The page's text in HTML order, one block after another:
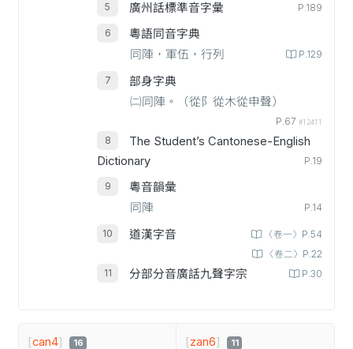
廣州話標準音字彙 P.189
粵語同音字典
同陣，軍伍，行列
P.129
部身字典
㈡同陣。（從阝從木從申聲）
P.67 #12411
The Student’s Cantonese-English
Dictionary
P.19
粵音韻彙
同陣
P.14
道漢字音
〈卷一〉P.54
〈卷二〉P.22
分部分音廣話九聲字宗 P.30
[can4] 16 [zan6] 11